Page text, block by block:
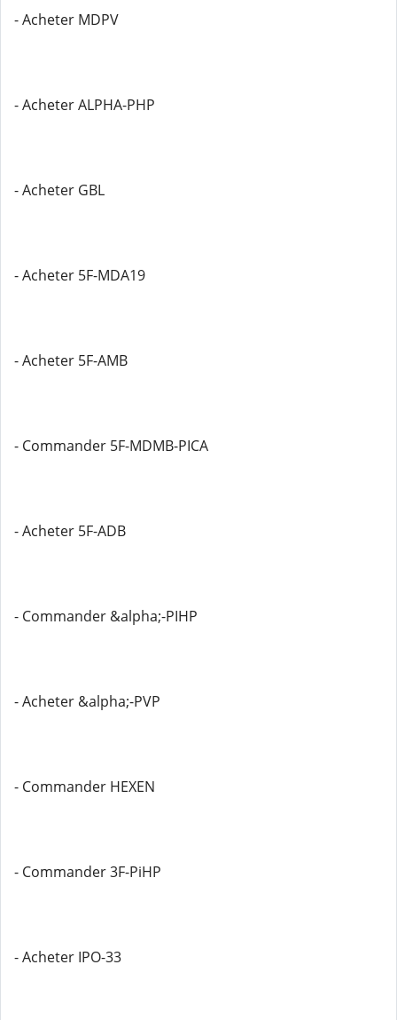
- Acheter MDPV
- Acheter ALPHA-PHP
- Acheter GBL
- Acheter 5F-MDA19
- Acheter 5F-AMB
- Commander 5F-MDMB-PICA
- Acheter 5F-ADB
- Commander &alpha;-PIHP
- Acheter &alpha;-PVP
- Commander HEXEN
- Commander 3F-PiHP
- Acheter IPO-33